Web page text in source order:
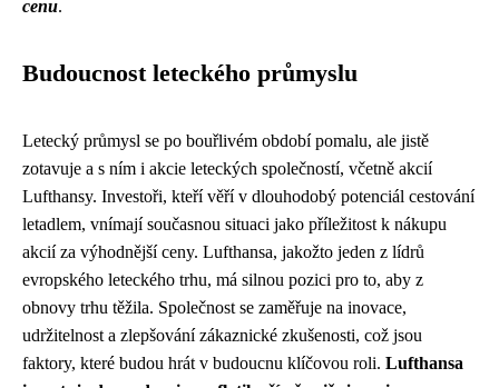
cenu.
Budoucnost leteckého průmyslu
Letecký průmysl se po bouřlivém období pomalu, ale jistě
zotavuje a s ním i akcie leteckých společností, včetně akcií
Lufthansy. Investoři, kteří věří v dlouhodobý potenciál cestování
letadlem, vnímají současnou situaci jako příležitost k nákupu
akcií za výhodnější ceny. Lufthansa, jakožto jeden z lídrů
evropského leteckého trhu, má silnou pozici pro to, aby z
obnovy trhu těžila. Společnost se zaměřuje na inovace,
udržitelnost a zlepšování zákaznické zkušenosti, což jsou
faktory, které budou hrát v budoucnu klíčovou roli. Lufthansa